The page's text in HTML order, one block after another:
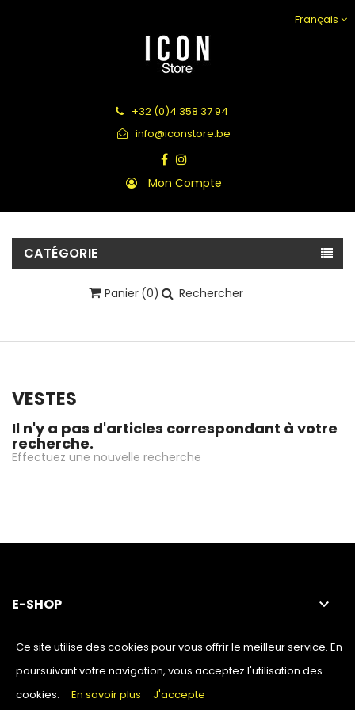
Français
+32 (0)4 358 37 94
info@iconstore.be
Mon Compte
CATÉGORIE
Panier (0) Rechercher
VESTES
Il n'y a pas d'articles correspondant à votre
recherche.
Effectuez une nouvelle recherche
E-SHOP keyboard_arrow_down
NOTRE MAGASIN keyboard_arrow_down
Ce site utilise des cookies pour vous offrir le meilleur service. En
poursuivant votre navigation, vous acceptez l'utilisation des
cookies.
En savoir plus J'accepte